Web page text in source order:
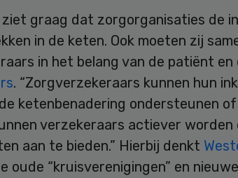
ziet graag dat zorgorganisaties de
in de keten. Ook moeten zij
in het belang van de patiënt en
. “Zorgverzekeraars kunnen hun
ketenbenadering ondersteunen
verzekeraars actiever worden
aan te bieden.” Hierbij denkt
oude “kruisverenigingen” en nieuwe